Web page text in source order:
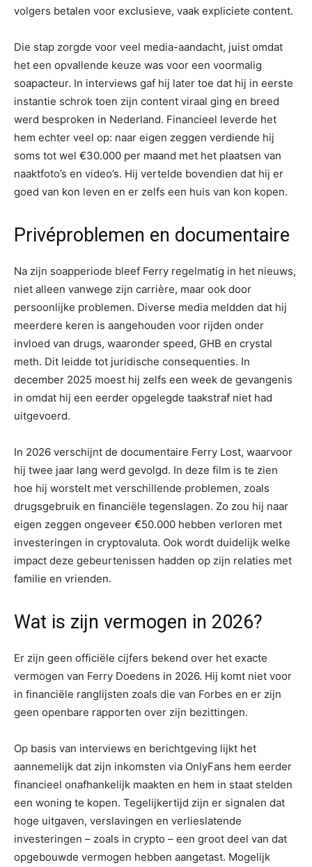
volgers betalen voor exclusieve, vaak expliciete content.
Die stap zorgde voor veel media-aandacht, juist omdat
het een opvallende keuze was voor een voormalig
soapacteur. In interviews gaf hij later toe dat hij in eerste
instantie schrok toen zijn content viraal ging en breed
werd besproken in Nederland. Financieel leverde het
hem echter veel op: naar eigen zeggen verdiende hij
soms tot wel €30.000 per maand met het plaatsen van
naaktfoto’s en video’s. Hij vertelde bovendien dat hij er
goed van kon leven en er zelfs een huis van kon kopen.
Privéproblemen en documentaire
Na zijn soapperiode bleef Ferry regelmatig in het nieuws,
niet alleen vanwege zijn carrière, maar ook door
persoonlijke problemen. Diverse media meldden dat hij
meerdere keren is aangehouden voor rijden onder
invloed van drugs, waaronder speed, GHB en crystal
meth. Dit leidde tot juridische consequenties. In
december 2025 moest hij zelfs een week de gevangenis
in omdat hij een eerder opgelegde taakstraf niet had
uitgevoerd.
In 2026 verschijnt de documentaire Ferry Lost, waarvoor
hij twee jaar lang werd gevolgd. In deze film is te zien
hoe hij worstelt met verschillende problemen, zoals
drugsgebruik en financiële tegenslagen. Zo zou hij naar
eigen zeggen ongeveer €50.000 hebben verloren met
investeringen in cryptovaluta. Ook wordt duidelijk welke
impact deze gebeurtenissen hadden op zijn relaties met
familie en vrienden.
Wat is zijn vermogen in 2026?
Er zijn geen officiële cijfers bekend over het exacte
vermogen van Ferry Doedens in 2026. Hij komt niet voor
in financiële ranglijsten zoals die van Forbes en er zijn
geen openbare rapporten over zijn bezittingen.
Op basis van interviews en berichtgeving lijkt het
aannemelijk dat zijn inkomsten via OnlyFans hem eerder
financieel onafhankelijk maakten en hem in staat stelden
een woning te kopen. Tegelijkertijd zijn er signalen dat
hoge uitgaven, verslavingen en verlieslatende
investeringen – zoals in crypto – een groot deel van dat
opgebouwde vermogen hebben aangetast. Mogelijk